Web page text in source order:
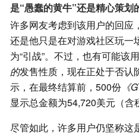
是“愚蠢的黄牛”还是精心策划
许多网友考虑到该用户的回应
还是他只是在对游戏社区玩一
为“引战”。不过，也有可能该
的发售性质，现在正处于否认
示，在最终结算前，500份 《
显示总金额为54,720美元（含
尽管如此，许多用户仍坚称这